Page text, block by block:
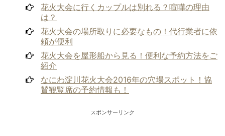
花火大会に行くカップルは別れる？喧嘩の理由
は？
花火大会の場所取りに必要なもの！代行業者に依
頼が便利
花火大会を屋形船から見る！便利な予約方法をご
紹介
なにわ淀川花火大会2016年の穴場スポット！協
賛観覧席の予約情報も！
スポンサーリンク